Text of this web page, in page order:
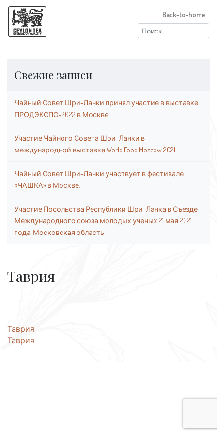
Найти:
Back-to-home
Свежие записи
Чайный Совет Шри-Ланки принял участие в выставке
ПРОДЭКСПО-2022 в Москве
Участие Чайного Совета Шри-Ланки в
международной выставке World Food Moscow 2021
Чайный Совет Шри-Ланки участвует в фестивале
«ЧАШКА» в Москве.
Участие Посольства Республики Шри-Ланка в Съезде
Международного союза молодых ученых 21 мая 2021
года, Московская область
Таврия
Навигация
по
Таврия
Таврия